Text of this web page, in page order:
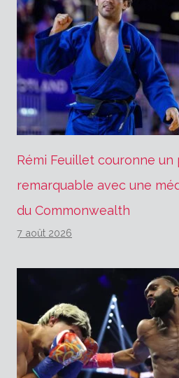
Rémi Feuillet couronne un
remarquable avec une
du Commonwealth
7 août 2026